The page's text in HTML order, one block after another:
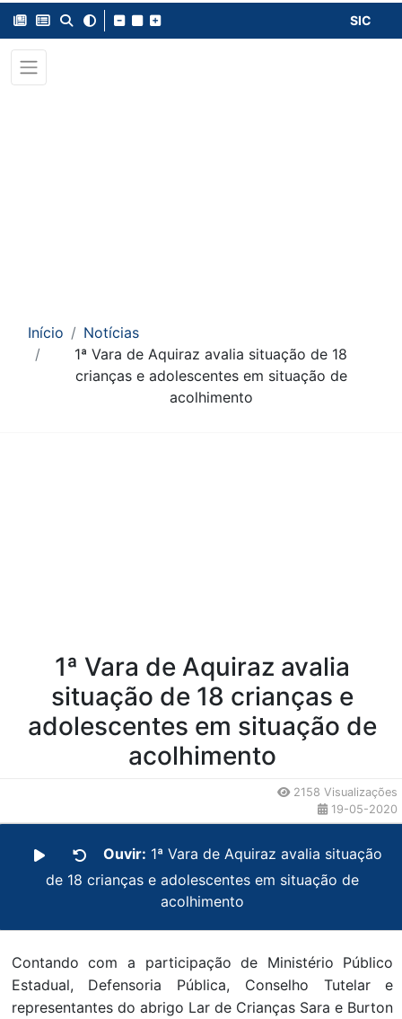
SIC
Início
Notícias
1ª Vara de Aquiraz avalia situação de 18
crianças e adolescentes em situação de
acolhimento
1ª Vara de Aquiraz avalia
situação de 18 crianças e
adolescentes em situação de
acolhimento
2158 Visualizações
19-05-2020
Ouvir: 1ª Vara de Aquiraz avalia situação
de 18 crianças e adolescentes em situação de
acolhimento
Contando com a participação de Ministério Público
Estadual, Defensoria Pública, Conselho Tutelar e
representantes do abrigo Lar de Crianças Sara e Burton